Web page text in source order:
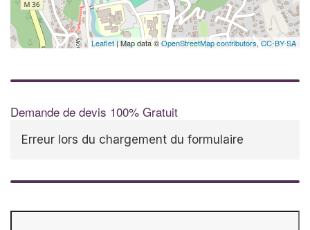
Leaflet | Map data ©OpenStreetMap contributors,CC-BY-SA
Demande de devis 100% Gratuit
Erreur lors du chargement du formulaire